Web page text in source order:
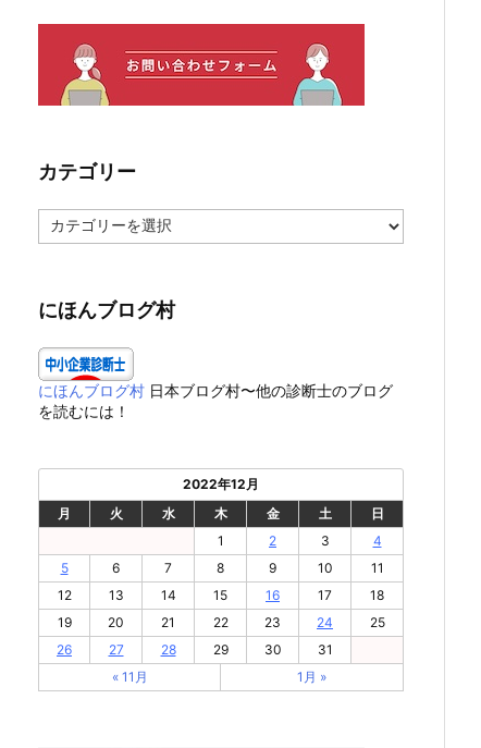
カテゴリー
テ
ー
にほんブログ村
にほんブログ村 日本ブログ村〜他の診断士のブログ
を読むには！
2022年12月
月
火 水 木 金 土
日
1
2 3
4
5
6 7 8 9 10
11
12
13 14 15 16 17
18
19
20 21 22 23 24
25
26
27 28 29 30
31
« 11月
1月 »